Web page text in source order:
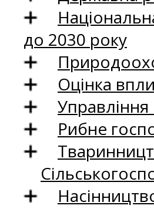
до 2030 року
Оцінка
Рибне